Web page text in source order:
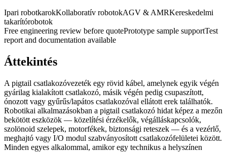
Ipari robotkarokKollaboratív robotokAGV & AMRKereskedelmi
takarítórobotok
Free engineering review before quotePrototype sample supportTest
report and documentation available
Áttekintés
A pigtail csatlakozóvezeték egy rövid kábel, amelynek egyik végén
gyárilag kialakított csatlakozó, másik végén pedig csupaszított,
ónozott vagy gyűrűs/lapátos csatlakozóval ellátott erek találhatók.
Robotikai alkalmazásokban a pigtail csatlakozó hidat képez a mezőn
bekötött eszközök — közelítési érzékelők, végálláskapcsolók,
szolönoid szelepek, motorfékek, biztonsági reteszek — és a vezérlő,
meghajtó vagy I/O modul szabványosított csatlakozófelületei között.
Minden egyes alkalommal, amikor egy technikus a helyszínen